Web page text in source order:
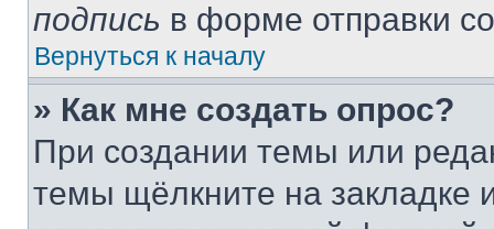
подпись в форме отправки
Вернуться к началу
» Как мне создать опрос?
При создании темы или
темы щёлкните на